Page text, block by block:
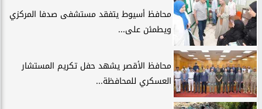
محافظ أسيوط يتفقد مستشفى صدفا المركزي
ويطمئن على...
محافظ الأقصر يشهد حفل تكريم المستشار
العسكري للمحافظة...